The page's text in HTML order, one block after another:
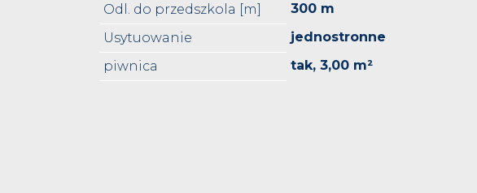
Odl. do przedszkola [m]
300 m
Usytuowanie
jednostronne
piwnica
tak, 3,00 m²